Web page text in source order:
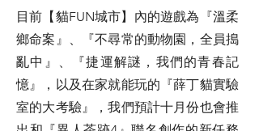
目前【貓FUN城市】內的遊戲為『溫柔
鄉命案』、『不尋常的動物園，全員搗
亂中』、『捷運解謎，我們的青春記
憶』，以及在家就能玩的『薛丁貓實驗
室的大考驗』，我們預計十月份也會推